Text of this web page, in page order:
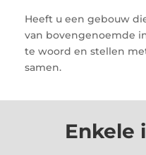
Heeft u een gebouw
van bovengenoemde
te woord en stellen
samen.
Enkele